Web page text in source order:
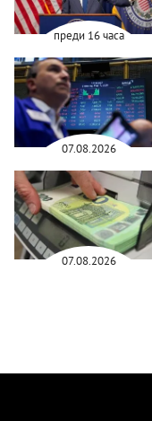
преди 16 часа
07.08.2026
07.08.2026